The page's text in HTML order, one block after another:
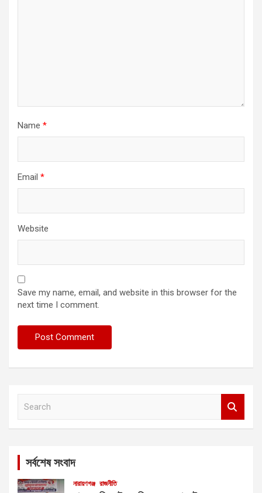
Name *
Email *
Website
Save my name, email, and website in this browser for the
next time I comment.
সর্বশেষ সংবাদ
নারায়ণগঞ্জ রাজনীতি